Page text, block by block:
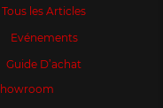
Tous les Articles
Evénements
Guide D’achat